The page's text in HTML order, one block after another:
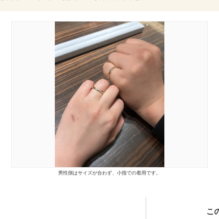
男性側はサイズが合わず、小指での着用です。
こ